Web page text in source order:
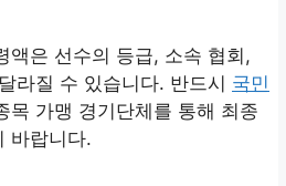
액은 선수의 등급, 소속 협회,
라질 수 있습니다. 반드시 국민
목 가맹 경기단체를 통해 최종
바랍니다.